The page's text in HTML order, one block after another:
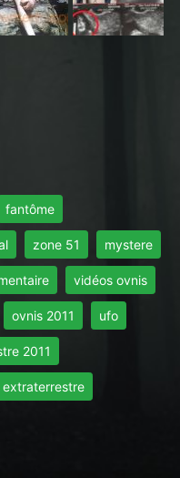
fantôme
zone 51 mystere
vidéos ovnis
ovnis 2011 ufo
2011
extraterrestre